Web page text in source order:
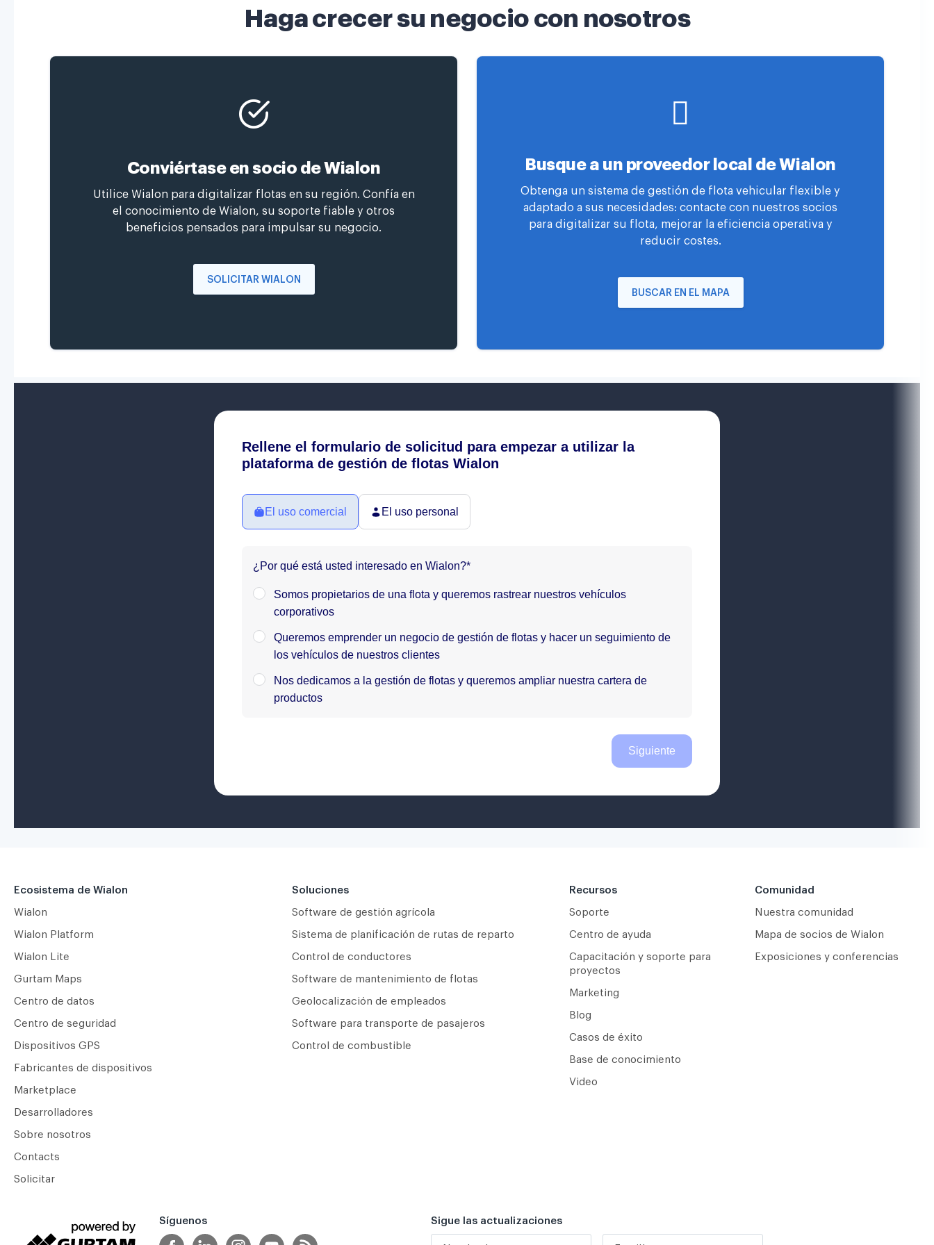
Haga crecer su negocio con nosotros
Conviértase en socio de Wialon
Utilice Wialon para digitalizar flotas en su región. Confía en
el conocimiento de Wialon, su soporte fiable y otros
beneficios pensados para impulsar su negocio.
SOLICITAR WIALON
Busque a un proveedor local de Wialon
Obtenga un sistema de gestión de flota vehicular flexible y
adaptado a sus necesidades: contacte con nuestros socios
para digitalizar su flota, mejorar la eficiencia operativa y
reducir costes.
BUSCAR EN EL MAPA
Ecosistema de Wialon
Wialon
Wialon Platform
Wialon Lite
Gurtam Maps
Centro de datos
Centro de seguridad
Dispositivos GPS
Fabricantes de dispositivos
Marketplace
Desarrolladores
Sobre nosotros
Contacts
Solicitar
Soluciones
Software de gestión agrícola
Sistema de planificación de rutas de reparto
Сontrol de conductores
Software de mantenimiento de flotas
Geolocalización de empleados
Software para transporte de pasajeros
Control de combustible
Recursos
Soporte
Centro de ayuda
Capacitación y soporte para
proyectos
Marketing
Blog
Casos de éxito
Base de conocimiento
Video
Comunidad
Nuestra comunidad
Mapa de socios de Wialon
Exposiciones y conferencias
Síguenos Sigue las actualizaciones